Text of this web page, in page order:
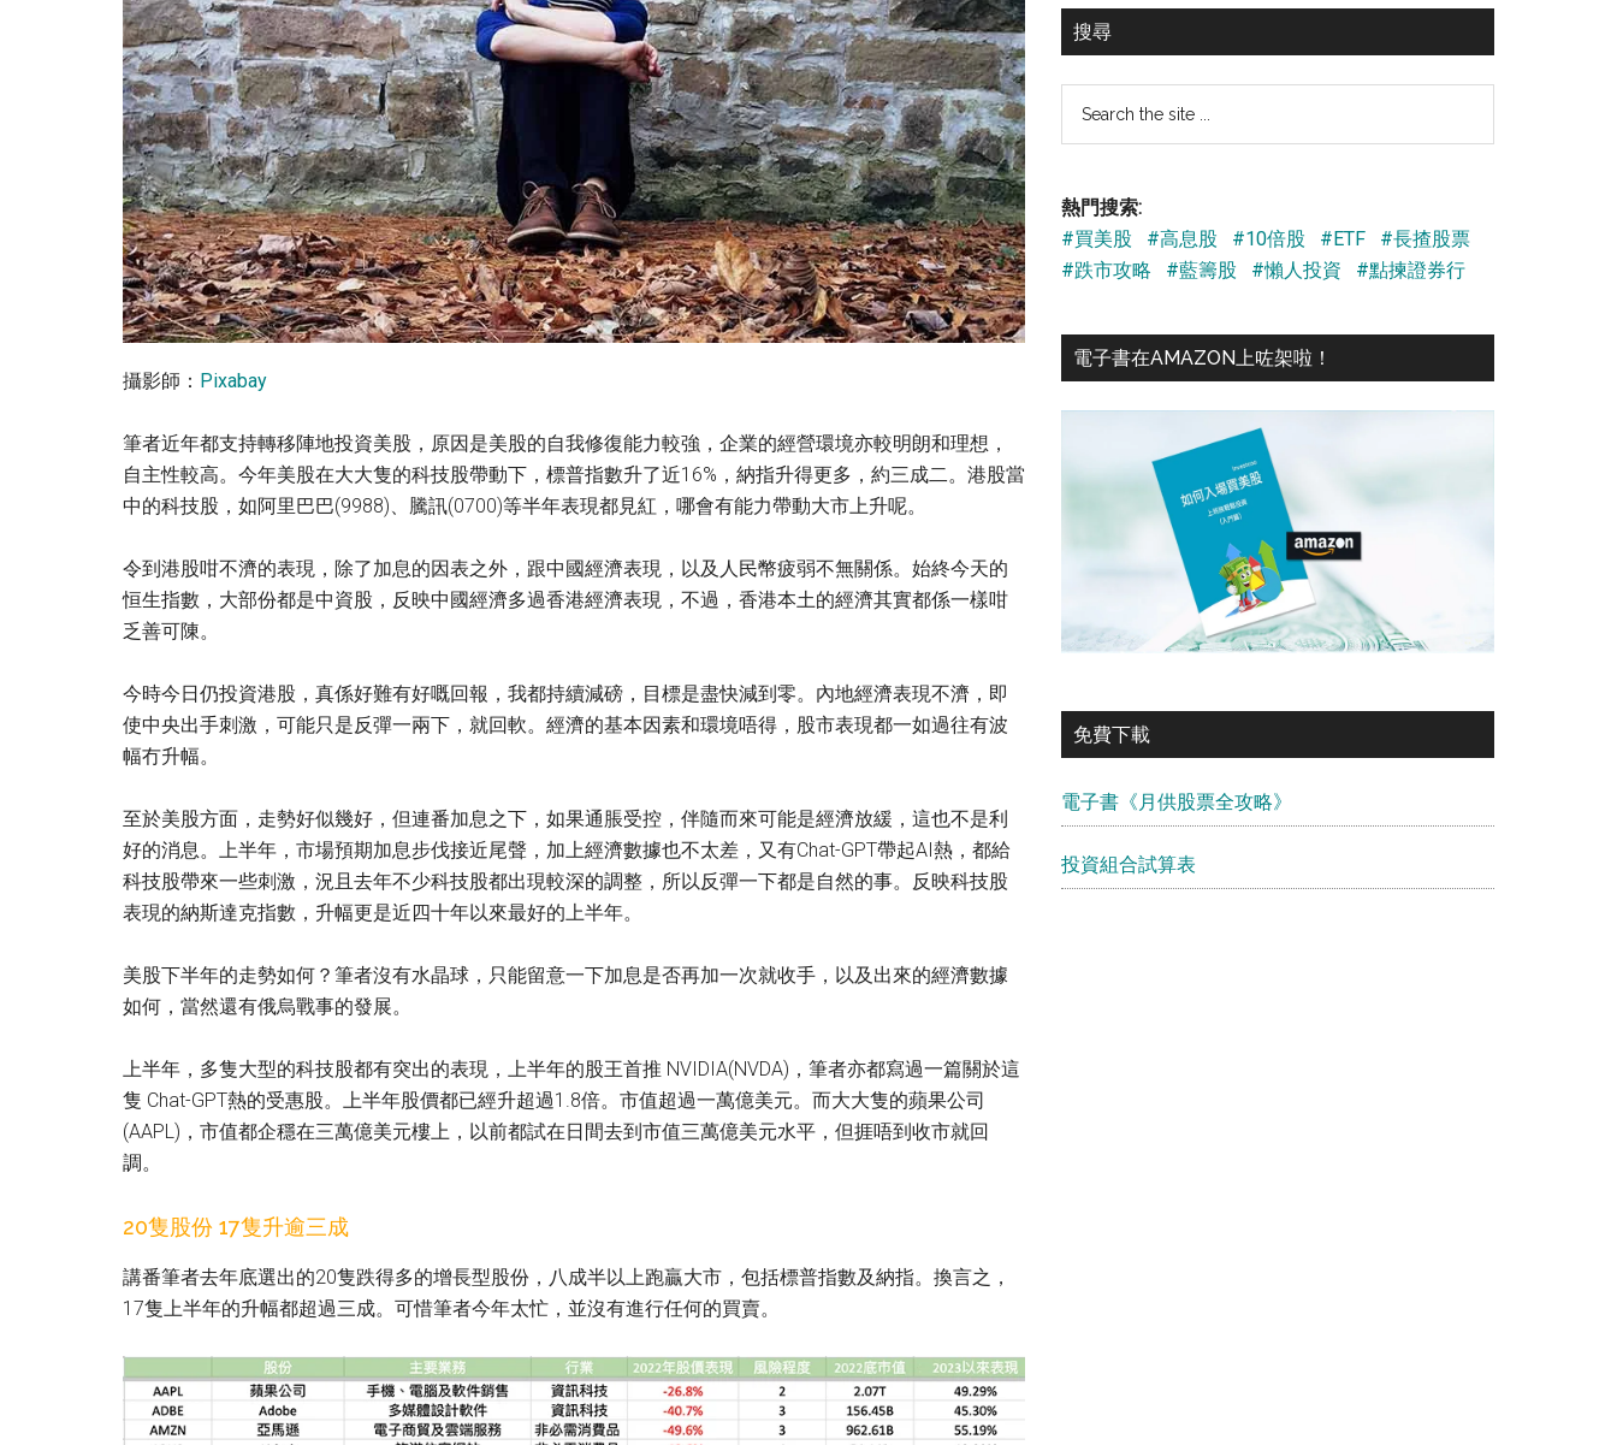
攝影師： Pixabay
筆者近年都支持轉移陣地投資美股，原因是美股的自我修復能力較強，企業的經營環境亦較明朗和理想，
自主性較高。今年美股在大大隻的科技股帶動下，標普指數升了近16%，納指升得更多，約三成二。港股當
中的科技股，如阿里巴巴(9988)、騰訊(0700)等半年表現都見紅，哪會有能力帶動大市上升呢。
令到港股咁不濟的表現，除了加息的因表之外，跟中國經濟表現，以及人民幣疲弱不無關係。始終今天的
恒生指數，大部份都是中資股，反映中國經濟多過香港經濟表現，不過，香港本土的經濟其實都係一樣咁
乏善可陳。
今時今日仍投資港股，真係好難有好嘅回報，我都持續減磅，目標是盡快減到零。內地經濟表現不濟，即
使中央出手刺激，可能只是反彈一兩下，就回軟。經濟的基本因素和環境唔得，股市表現都一如過往有波
幅冇升幅。
至於美股方面，走勢好似幾好，但連番加息之下，如果通脹受控，伴隨而來可能是經濟放緩，這也不是利
好的消息。上半年，市場預期加息步伐接近尾聲，加上經濟數據也不太差，又有Chat-GPT帶起AI熱，都給
科技股帶來一些刺激，況且去年不少科技股都出現較深的調整，所以反彈一下都是自然的事。反映科技股
表現的納斯達克指數，升幅更是近四十年以來最好的上半年。
美股下半年的走勢如何？筆者沒有水晶球，只能留意一下加息是否再加一次就收手，以及出來的經濟數據
如何，當然還有俄烏戰事的發展。
上半年，多隻大型的科技股都有突出的表現，上半年的股王首推 NVIDIA(NVDA)，筆者亦都寫過一篇關於這
隻 Chat-GPT熱的受惠股。上半年股價都已經升超過1.8倍。市值超過一萬億美元。而大大隻的蘋果公司
(AAPL)，市值都企穩在三萬億美元樓上，以前都試在日間去到市值三萬億美元水平，但捱唔到收市就回
調。
20隻股份 17隻升逾三成
講番筆者去年底選出的20隻跌得多的增長型股份，八成半以上跑贏大市，包括標普指數及納指。換言之，
17隻上半年的升幅都超過三成。可惜筆者今年太忙，並沒有進行任何的買賣。
搜尋
熱門搜索:
#買美股
#高息股 #10倍股 #ETF
#長揸股票
#跌市攻略
#藍籌股 #懶人投資 #點揀證券行
電子書在AMAZON上咗架啦！
免費下載
電子書《月供股票全攻略》
投資組合試算表